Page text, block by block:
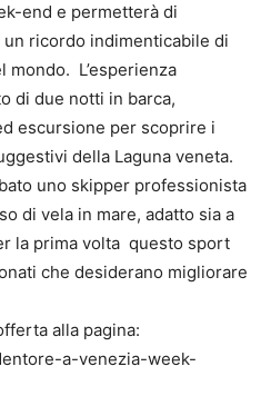
end e permetterà di
ricordo indimenticabile di
mondo. L’esperienza
di due notti in barca,
escursione per scoprire i
della Laguna veneta.
uno skipper professionista
di vela in mare, adatto sia a
la prima volta questo sport
che desiderano migliorare
alla pagina:
a-venezia-week-